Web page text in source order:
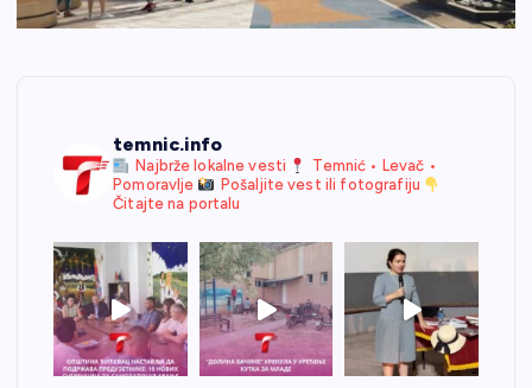
temnic.info
Najbrže lokalne vesti
Temnić • Levač •
Pomoravlje
Pošaljite vest ili fotografiju
Čitajte na portalu